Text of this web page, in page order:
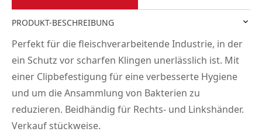
PRODUKT-BESCHREIBUNG
Perfekt für die fleischverarbeitende Industrie, in der
ein Schutz vor scharfen Klingen unerlässlich ist. Mit
einer Clipbefestigung für eine verbesserte Hygiene
und um die Ansammlung von Bakterien zu
reduzieren. Beidhändig für Rechts- und Linkshänder.
Verkauf stückweise.